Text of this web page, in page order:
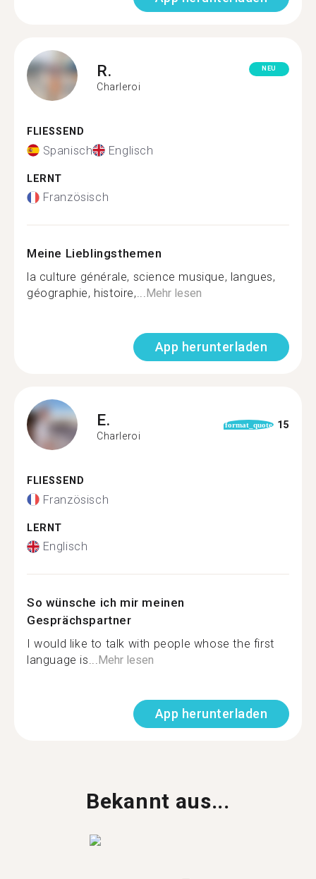
R.
Charleroi
NEU
FLIESSEND
Spanisch Englisch
LERNT
Französisch
Meine Lieblingsthemen
la culture générale, science musique, langues,
géographie, histoire,...Mehr lesen
App herunterladen
E.
Charleroi
format_quote 15
FLIESSEND
Französisch
LERNT
Englisch
So wünsche ich mir meinen
Gesprächspartner
I would like to talk with people whose the first
language is...Mehr lesen
App herunterladen
Bekannt aus...